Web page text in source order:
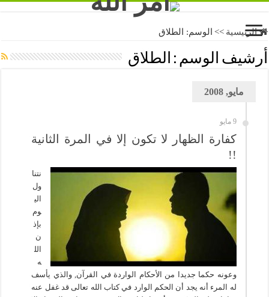
الرئيسية >> الوسم: الطلاق
أرشيف الوسم : الطلاق
مايو, 2008
9 مايو
كفارة الظهار لا تكون إلا في المرة الثانية
!!
نتنا
ول
الي
وم
بإذ
ن
الل
ه
وعونه حكما جديدا من الأحكام الواردة في القرآن, والذي يأسف
له المرء أنه يجد أن الحكم الوارد في كتاب الله تعالى قد غفل عنه